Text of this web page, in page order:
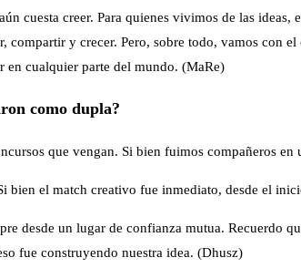
cuesta creer. Para quienes vivimos de las
compartir y crecer. Pero, sobre todo, vamos
en cualquier parte del mundo. (MaRe)
como dupla?
que vengan. Si bien fuimos compañeros
bien el match creativo fue inmediato, desde el
desde un lugar de confianza mutua. Recuerdo
fue construyendo nuestra idea. (Dhusz)